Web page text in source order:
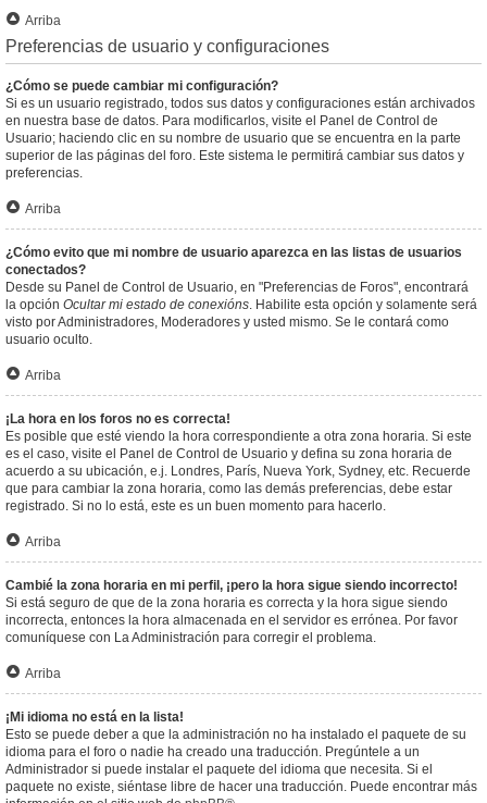
Arriba
Preferencias de usuario y configuraciones
¿Cómo se puede cambiar mi configuración?
Si es un usuario registrado, todos sus datos y configuraciones están archivados
en nuestra base de datos. Para modificarlos, visite el Panel de Control de
Usuario; haciendo clic en su nombre de usuario que se encuentra en la parte
superior de las páginas del foro. Este sistema le permitirá cambiar sus datos y
preferencias.
Arriba
¿Cómo evito que mi nombre de usuario aparezca en las listas de usuarios
conectados?
Desde su Panel de Control de Usuario, en "Preferencias de Foros", encontrará
la opción Ocultar mi estado de conexións. Habilite esta opción y solamente será
visto por Administradores, Moderadores y usted mismo. Se le contará como
usuario oculto.
Arriba
¡La hora en los foros no es correcta!
Es posible que esté viendo la hora correspondiente a otra zona horaria. Si este
es el caso, visite el Panel de Control de Usuario y defina su zona horaria de
acuerdo a su ubicación, e.j. Londres, París, Nueva York, Sydney, etc. Recuerde
que para cambiar la zona horaria, como las demás preferencias, debe estar
registrado. Si no lo está, este es un buen momento para hacerlo.
Arriba
Cambié la zona horaria en mi perfil, ¡pero la hora sigue siendo incorrecto!
Si está seguro de que de la zona horaria es correcta y la hora sigue siendo
incorrecta, entonces la hora almacenada en el servidor es errónea. Por favor
comuníquese con La Administración para corregir el problema.
Arriba
¡Mi idioma no está en la lista!
Esto se puede deber a que la administración no ha instalado el paquete de su
idioma para el foro o nadie ha creado una traducción. Pregúntele a un
Administrador si puede instalar el paquete del idioma que necesita. Si el
paquete no existe, siéntase libre de hacer una traducción. Puede encontrar más